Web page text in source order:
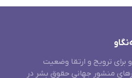
ترویج و ارتقا وضعیت
منشور جهانی حقوق بشر در